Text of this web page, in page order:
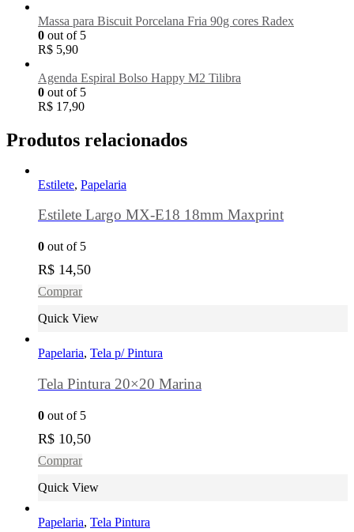
Massa para Biscuit Porcelana Fria 90g cores Radex
0 out of 5
R$ 5,90
Agenda Espiral Bolso Happy M2 Tilibra
0 out of 5
R$ 17,90
Produtos relacionados
Estilete, Papelaria
Estilete Largo MX-E18 18mm Maxprint
0 out of 5
R$ 14,50
Comprar
Quick View
Papelaria, Tela p/ Pintura
Tela Pintura 20×20 Marina
0 out of 5
R$ 10,50
Comprar
Quick View
Papelaria, Tela Pintura